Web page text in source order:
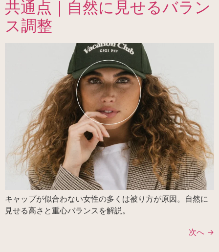
共通点｜自然に見せるバラン
ス調整
キャップが似合わない女性の多くは被り方が原因。自然に
見せる高さと重心バランスを解説。
次へ →